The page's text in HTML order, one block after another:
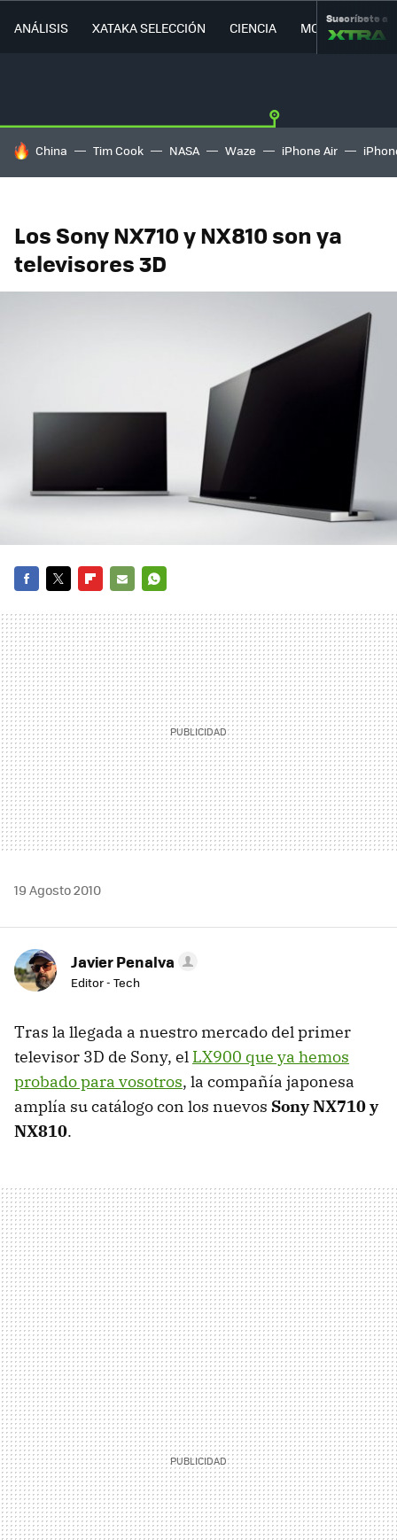
ANÁLISIS XATAKA SELECCIÓN CIENCIA MOVILIDAD
Suscríbete a
HOY SE HABLA DE
China Tim Cook NASA Waze iPhone Air
Los Sony NX710 y NX810 son ya
televisores 3D
MAIL
19 Agosto 2010
Javier Penalva
Editor - Tech
Tras la llegada a nuestro mercado del primer
televisor 3D de Sony, el LX900 que ya hemos
probado para vosotros, la compañía japonesa
amplía su catálogo con los nuevos Sony NX710 y
NX810.